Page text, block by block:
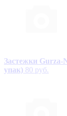
Застежки
упак) 80 руб.